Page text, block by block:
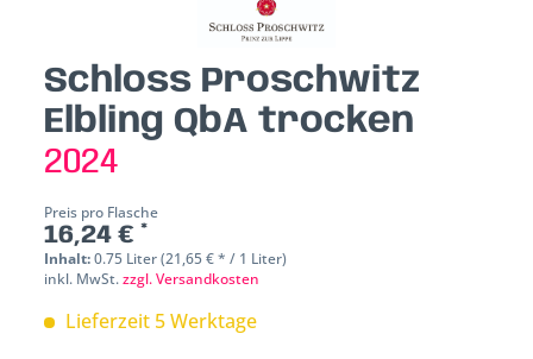
Schloss Proschwitz
Elbling QbA trocken
2024
Preis pro Flasche
16,24 € *
Inhalt:0.75 Liter (21,65 € * / 1 Liter)
inkl. MwSt.zzgl. Versandkosten
Lieferzeit 5 Werktage